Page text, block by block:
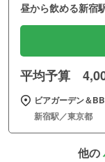
昼から飲める新宿
平均予算
ビアガーデン＆
新宿駅／東京都
他の